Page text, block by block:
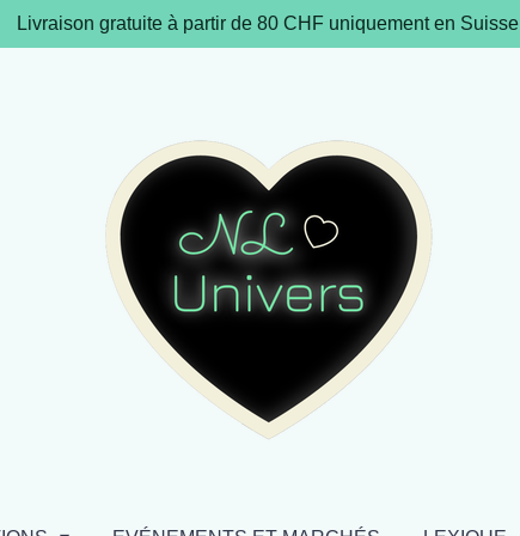
Livraison gratuite à partir de 80 CHF uniquement en Suisse